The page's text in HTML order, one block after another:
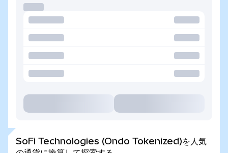
SoFi Technologies (Ondo Tokenized)を人気